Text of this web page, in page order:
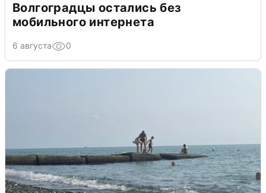
Волгоградцы остались без
мобильного интернета
6 августа 0